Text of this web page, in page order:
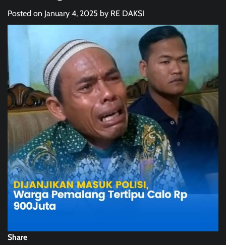
Posted on January 4, 2025 by RE DAKSI
Share